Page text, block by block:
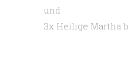
und
3x Heilige Martha